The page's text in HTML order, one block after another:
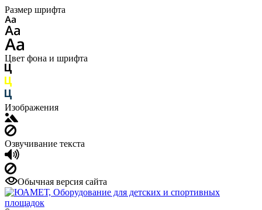
Размер шрифта
Цвет фона и шрифта
Изображения
Озвучивание текста
Обычная версия сайта